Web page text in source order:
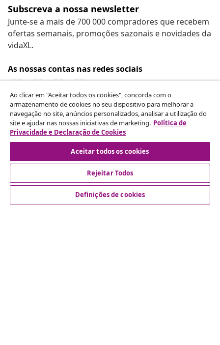
Subscreva a nossa newsletter
Junte-se a mais de 700 000 compradores que recebem
ofertas semanais, promoções sazonais e novidades da
vidaXL.
As nossas contas nas redes sociais
Rescindir o contrato
Envie um pedido de rescisão da sua encomenda.
Rescindir o contrato
Atendimento ao cliente
Ao clicar em "Aceitar todos os cookies", concorda com o
armazenamento de cookies no seu dispositivo para melhorar a
navegação no site, anúncios personalizados, analisar a utilização do
site e ajudar nas nossas iniciativas de marketing. Política de
Privacidade e Declaração de Cookies
Aceitar todos os cookies
Rejeitar Todos
Definições de cookies